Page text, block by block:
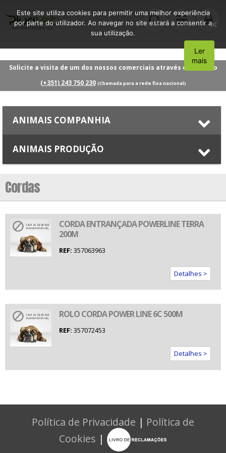
Solicite a visita de um dos nossos comerciais através do número
(+351) 243 750 230 (Chamada para a rede fixa nacional)
ANIMAIS COMPANHIA
ANIMAIS PRODUÇÃO
Cordas
CORDA ENTRANÇADA POWERLINE TERRA
200M
REF: 357063963
Detalhes >
ROLO CORDA POWER LINE 6C 500M
REF: 357072453
Detalhes >
Política de Privacidade | Política de
Cookies |
Este site utiliza cookies para permitir uma melhor experiência
por parte do utilizador. Ao navegar no site estará a consentir a
sua utilização.
Aceito
Ler
mais